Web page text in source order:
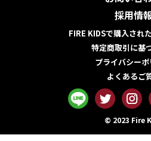
採用情
FIRE KIDSで購入され
特定商取引に基
プライバシー
よくあるご
© 2023 Fire